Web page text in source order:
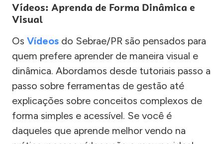
Vídeos: Aprenda de Forma Dinâmica e
Visual
Os Vídeos do Sebrae/PR são pensados para
quem prefere aprender de maneira visual e
dinâmica. Abordamos desde tutoriais passo a
passo sobre ferramentas de gestão até
explicações sobre conceitos complexos de
forma simples e acessível. Se você é
daqueles que aprende melhor vendo na